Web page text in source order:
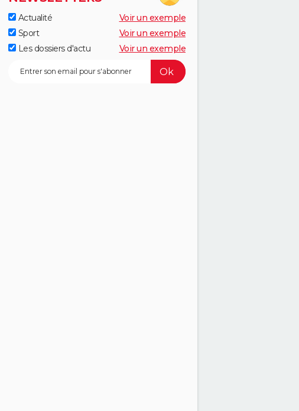
Actualité
Voir un exemple
Sport
Voir un exemple
Les dossiers d'actu
Voir un exemple